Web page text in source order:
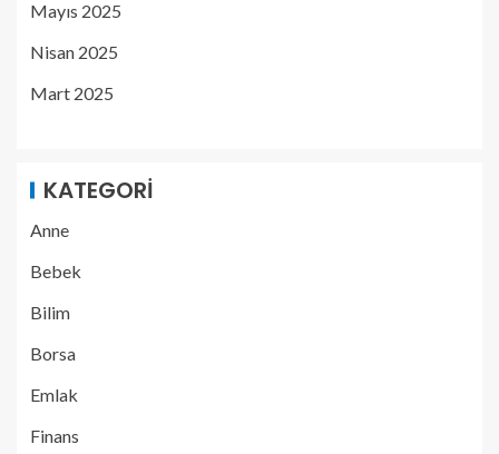
Mayıs 2025
Nisan 2025
Mart 2025
KATEGORI
Anne
Bebek
Bilim
Borsa
Emlak
Finans